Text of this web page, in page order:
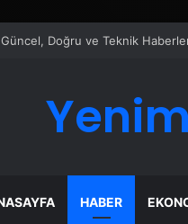
Doğru ve Teknik
HABER